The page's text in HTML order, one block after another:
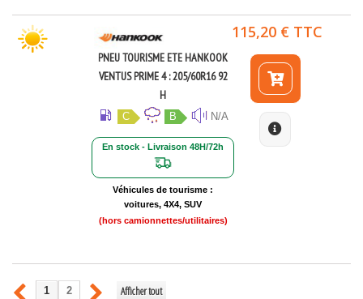
PNEU TOURISME ETE HANKOOK
VENTUS PRIME 4 : 205/60R16 92
H
C B N/A
En stock - Livraison 48H/72h
Véhicules de tourisme :
voitures, 4X4, SUV
(hors camionnettes/utilitaires)
115,20 € TTC
Afficher tout
1 2